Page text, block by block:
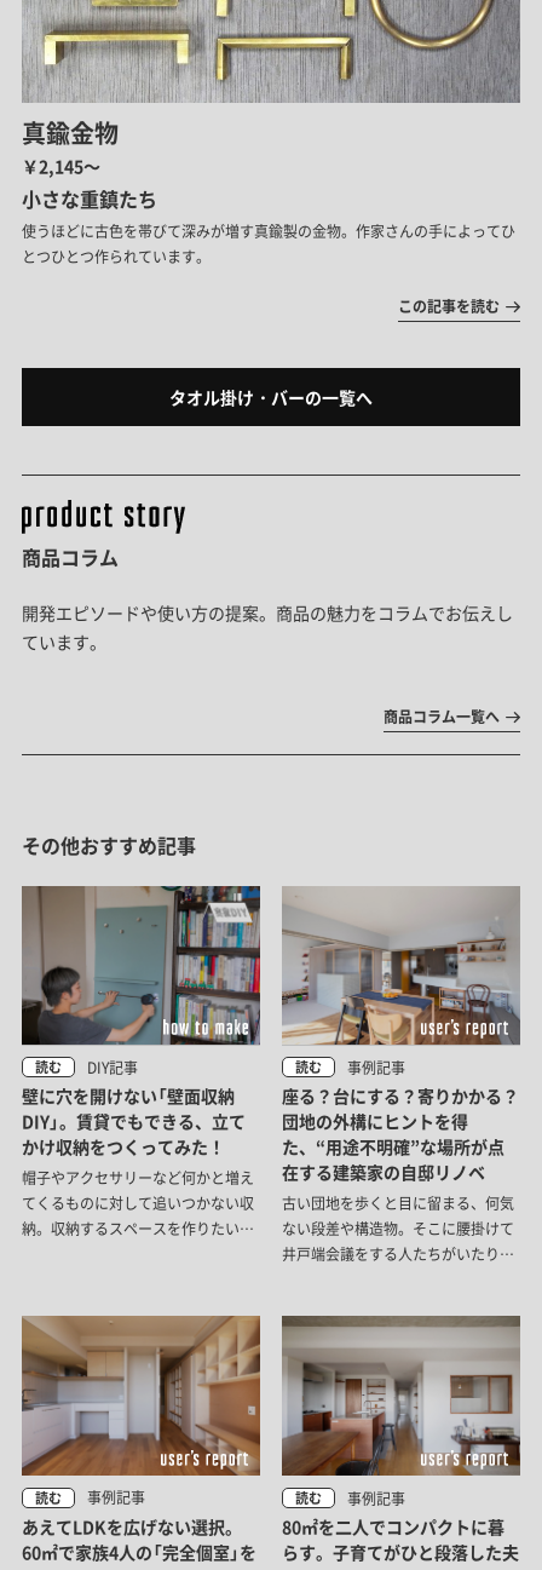
真鍮金物
￥2,145～
小さな重鎮たち
使うほどに古色を帯びて深みが増す真鍮製の金物。作家さんの手によってひ
とつひとつ作られています。
この記事を読む
タオル掛け・バーの一覧へ
商品コラム
開発エピソードや使い方の提案。商品の魅力をコラムでお伝えし
ています。
商品コラム一覧へ
その他おすすめ記事
読む DIY記事
壁に穴を開けない「壁面収納
DIY」。賃貸でもできる、立て
かけ収納をつくってみた！
帽子やアクセサリーなど何かと増え
てくるものに対して追いつかない収
納。収納するスペースを作りたいけ
けの収納アイデアを紹介します。
toolboxスタッフ三上による築古戸
建の実家アップデート第15弾。番外
編です。
読む 事例記事
座る？台にする？寄りかかる？
団地の外構にヒントを得
た、“用途不明確”な場所が点
在する建築家の自邸リノベ
古い団地を歩くと目に留まる、何気
ない段差や構造物。そこに腰掛けて
井戸端会議をする人たちがいたり、
のが、誰かの居場所になっている。
そんな「団地の風景」を家の中まで引
き込んだ、建築家の自邸リノベーシ
ョンをご紹介します。
読む 事例記事
あえてLDKを広げない選択。
60㎡で家族4人の「完全個室」を
読む 事例記事
80㎡を二人でコンパクトに暮
らす。子育てがひと段落した夫